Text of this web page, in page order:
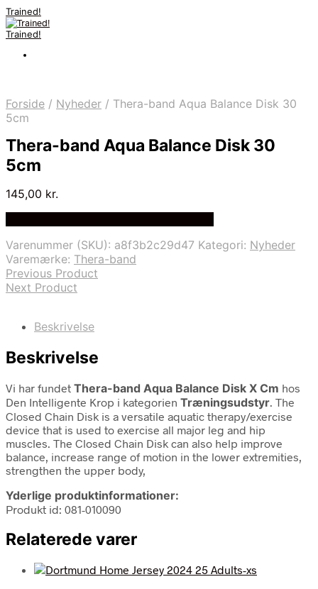
Trained!
Trained!
Forside / Nyheder / Thera-band Aqua Balance Disk 30
5cm
Thera-band Aqua Balance Disk 30
5cm
145,00 kr.
Varenummer (SKU): a8f3b2c29d47 Kategori: Nyheder
Varemærke: Thera-band
Previous Product
Next Product
Beskrivelse
Beskrivelse
Vi har fundet Thera-band Aqua Balance Disk X Cm hos
Den Intelligente Krop i kategorien Træningsudstyr. The
Closed Chain Disk is a versatile aquatic therapy/exercise
device that is used to exercise all major leg and hip
muscles. The Closed Chain Disk can also help improve
balance, increase range of motion in the lower extremities,
strengthen the upper body,
Yderlige produktinformationer:
Produkt id: 081-010090
Relaterede varer